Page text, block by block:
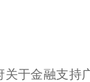
于金融支持